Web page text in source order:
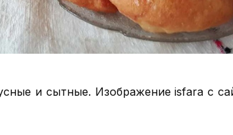
и сытные. Изображение isfara с